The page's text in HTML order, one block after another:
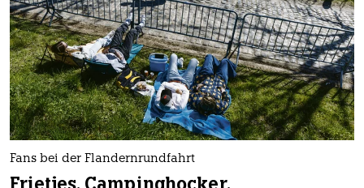
Fans bei der Flandernrundfahrt